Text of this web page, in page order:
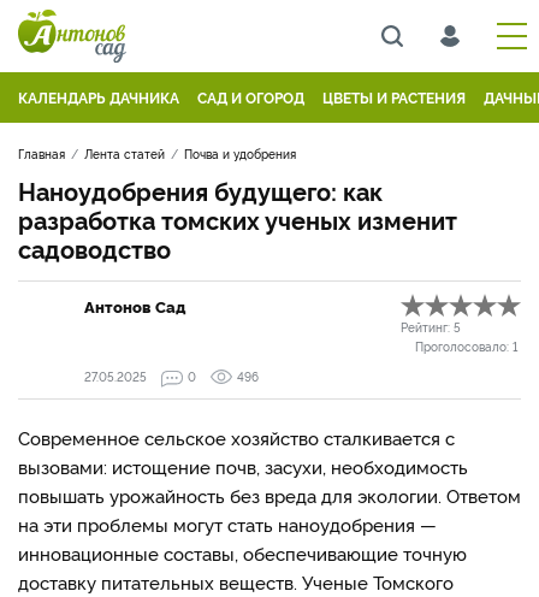
КАЛЕНДАРЬ ДАЧНИКА САД И ОГОРОД ЦВЕТЫ И РАСТЕНИЯ
Главная Лента статей Почва и удобрения
Наноудобрения будущего: как
разработка томских ученых изменит
садоводство
Антонов Сад
Рейтинг: 5
Проголосовало: 1
27.05.2025
0 496
Современное сельское хозяйство сталкивается с
вызовами: истощение почв, засухи, необходимость
повышать урожайность без вреда для экологии. Ответом
на эти проблемы могут стать наноудобрения —
инновационные составы, обеспечивающие точную
доставку питательных веществ. Ученые Томского